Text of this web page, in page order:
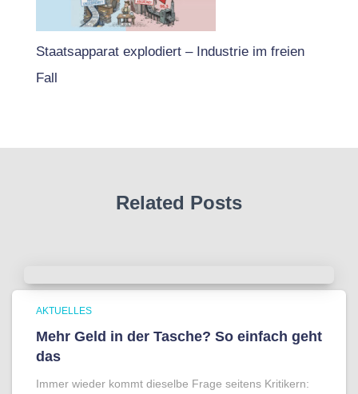
Staatsapparat explodiert – Industrie im freien
Fall
Related Posts
AKTUELLES
Mehr Geld in der Tasche? So einfach geht
das
Immer wieder kommt dieselbe Frage seitens Kritikern: